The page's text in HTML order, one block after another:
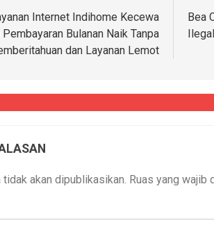
Internet Indihome Kecewa
Pembayaran Bulanan Naik Tanpa
dan Layanan Lemot
Bea
akan dipublikasikan. Ruas yang wajib